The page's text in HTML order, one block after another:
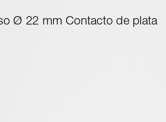
Ø 22 mm Contacto de plata